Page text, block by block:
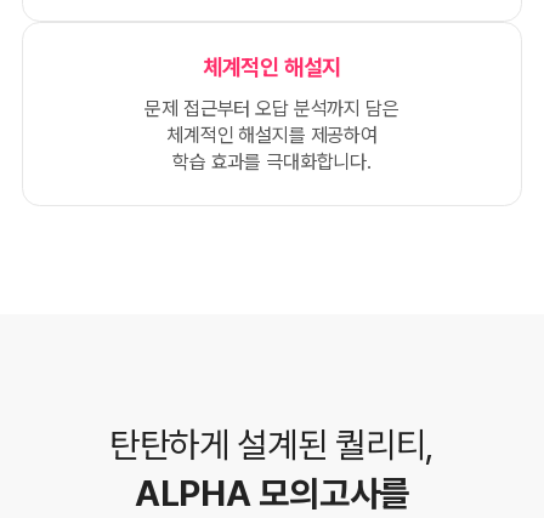
체계적인 해설지
문제 접근부터 오답 분석까지 담은
체계적인 해설지를 제공하여
학습 효과를 극대화합니다.
탄탄하게 설계된 퀄리티,
ALPHA 모의고사를